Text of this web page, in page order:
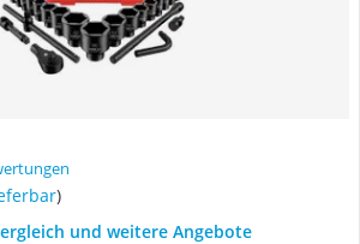
)
und weitere Angebote